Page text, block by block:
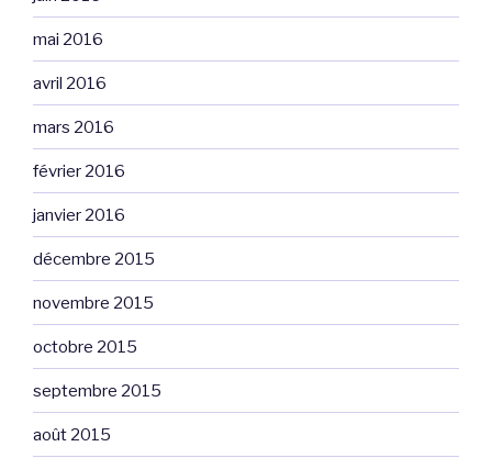
mai 2016
avril 2016
mars 2016
février 2016
janvier 2016
décembre 2015
novembre 2015
octobre 2015
septembre 2015
août 2015